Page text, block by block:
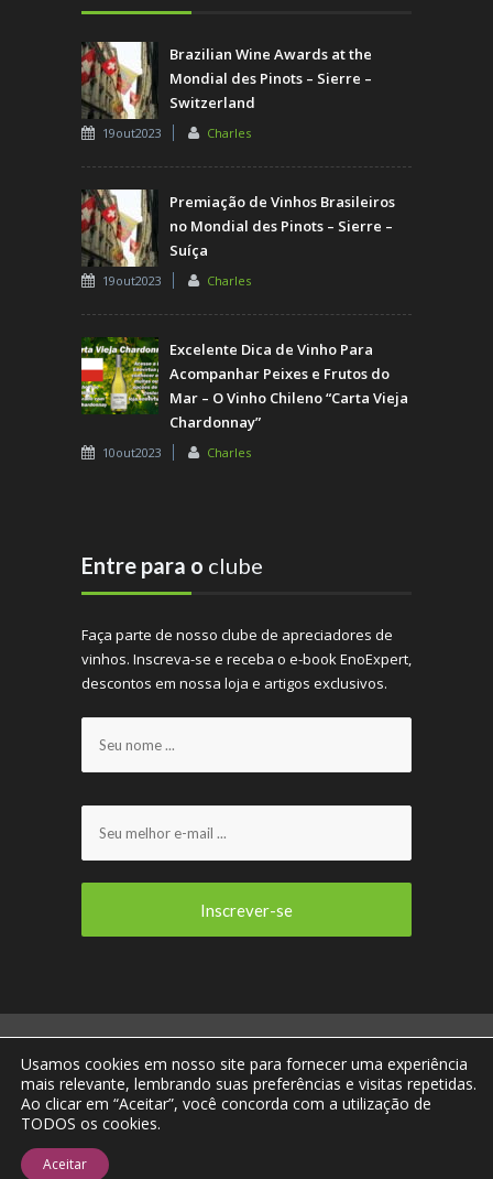
Brazilian Wine Awards at the
Mondial des Pinots – Sierre –
Switzerland
19out2023 Charles
Premiação de Vinhos Brasileiros
no Mondial des Pinots – Sierre –
Suíça
19out2023 Charles
Excelente Dica de Vinho Para
Acompanhar Peixes e Frutos do
Mar – O Vinho Chileno “Carta Vieja
Chardonnay”
10out2023 Charles
Entre para o clube
Faça parte de nosso clube de apreciadores de
vinhos. Inscreva-se e receba o e-book EnoExpert,
descontos em nossa loja e artigos exclusivos.
ENOVIRTUA E VOCÊ CONECTADOS AO MUNDO DO
VINHO! © 2013 - 2023 Todos os direitos
reservados.
Usamos cookies em nosso site para fornecer uma experiência
mais relevante, lembrando suas preferências e visitas repetidas.
Ao clicar em “Aceitar”, você concorda com a utilização de
TODOS os cookies.
Aceitar